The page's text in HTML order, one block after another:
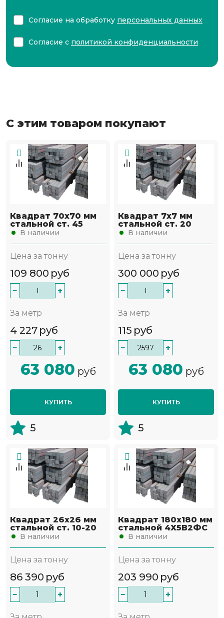
Согласие на обработку персональных данных
Согласие с политикой конфиденциальности
С этим товаром покупают
Квадрат 70х70 мм
стальной ст. 45
В наличии
Цена за тонну
109 800 руб
− +
За метр
4 227 руб
− +
63 080 руб
КУПИТЬ
5
Квадрат 7х7 мм
стальной ст. 20
В наличии
Цена за тонну
300 000 руб
− +
За метр
115 руб
− +
63 080 руб
КУПИТЬ
5
Квадрат 26х26 мм
стальной ст. 10-20
В наличии
Цена за тонну
86 390 руб
− +
Квадрат 180х180 мм
стальной 4Х5В2ФС
В наличии
Цена за тонну
203 990 руб
− +